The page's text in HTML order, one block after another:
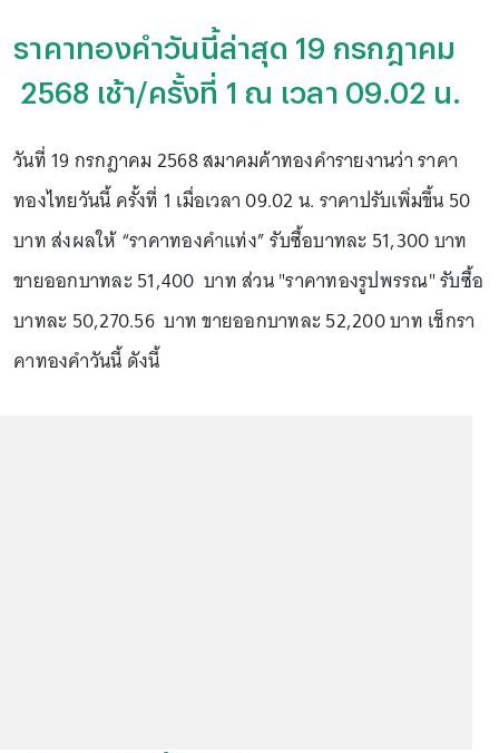
ราคาทองคำวันนี้ล่าสุด 19 กรกฎาคม
2568 เช้า/ครั้งที่ 1 ณ เวลา 09.02 น.
วันที่ 19 กรกฎาคม 2568 สมาคมค้าทองคำรายงานว่า ราคา
ทองไทยวันนี้ ครั้งที่ 1 เมื่อเวลา 09.02 น. ราคาปรับเพิ่มขึ้น 50
บาท ส่งผลให้ “ราคาทองคำแท่ง” รับซื้อบาทละ 51,300 บาท
ขายออกบาทละ 51,400 บาท ส่วน "ราคาทองรูปพรรณ" รับซื้อ
บาทละ 50,270.56 บาท ขายออกบาทละ 52,200 บาท เช็กรา
คาทองคำวันนี้ ดังนี้